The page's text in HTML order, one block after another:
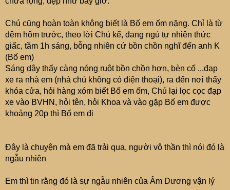
Chú cũng hoàn toàn không biết là Bố em ốm nặng. Chỉ là từ
đêm hôm trước, theo lời Chú kể, đang ngủ tự nhiên thức
giấc, tầm 1h sáng, bỗng nhiên cứ bồn chồn nghĩ đến anh K
(Bố em)
Sáng dậy thấy càng nóng ruột bồn chồn hơn, bèn cố ...đạp
xe ra nhà em (nhà chú không có điện thoại), ra đến nơi thấy
khóa cửa, hỏi hàng xóm biết Bố em ốm, Chú lại lọc cọc đạp
xe vào BVHN, hỏi tên, hỏi Khoa và vào gặp Bố em được
khoảng 20p thì Bố em đi
Đây là chuyện mà em đã trải qua, người vô thần thì nói đó là
ngẫu nhiên
Em thì tin rằng đó là sự ngẫu nhiên của Âm Dương vận lý